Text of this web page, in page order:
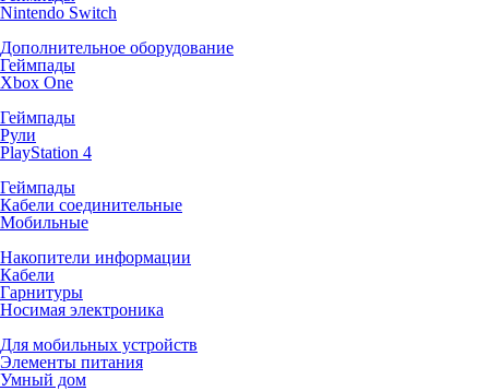
Nintendo Switch
Дополнительное оборудование
Геймпады
Xbox One
Геймпады
Рули
PlayStation 4
Геймпады
Кабели соединительные
Мобильные
Накопители информации
Кабели
Гарнитуры
Носимая электроника
Для мобильных устройств
Элементы питания
Умный дом